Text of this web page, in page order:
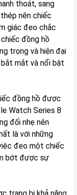
thoát, sang
nên chiếc
giác đeo chắc
đồng hồ
trọng và hiện đại
mắt và nổi bật
đồng hồ được
Watch Series 8
đối nhẹ nên
là với những
đeo một chiếc
bớt được sự